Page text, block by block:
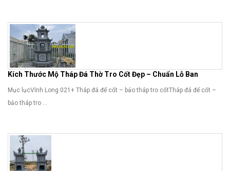
Kích Thước Mộ Tháp Đá Thờ Tro Cốt Đẹp – Chuẩn Lỗ Ban
Mục lụcVĩnh Long 021+ Tháp đá để cốt – bảo tháp tro cốtTháp đá để cốt –
bảo tháp tro ...